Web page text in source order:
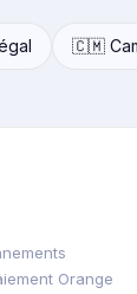
🇨🇲
Orange